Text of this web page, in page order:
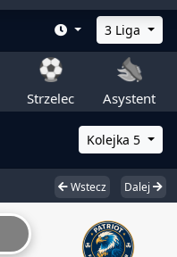
3 Liga
Strzelec Asystent
Kolejka 5
Wstecz Dalej